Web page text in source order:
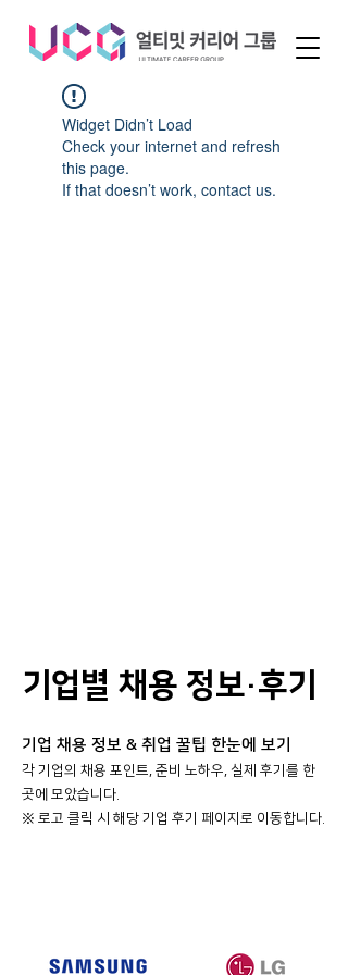
Widget Didn’t Load
Check your internet and refresh
this page.
If that doesn’t work, contact us.
기업별 채용 정보·후기
기업 채용 정보 & 취업 꿀팁 한눈에 보기
각 기업의 채용 포인트, 준비 노하우, 실제 후기를 한
곳에 모았습니다.
​※ 로고 클릭 시 해당 기업 후기 페이지로 이동합니다.